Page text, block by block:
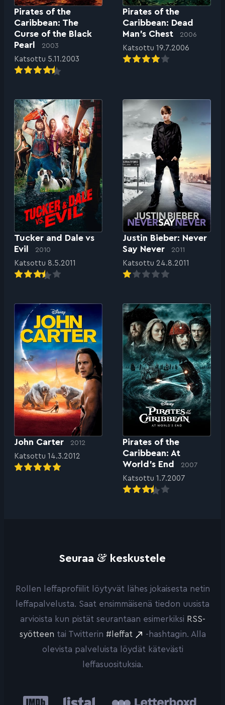
Pirates of the
Caribbean: The
Curse of the Black
Pearl
2003
Katsottu 5.11.2003
Pirates of the
Caribbean: Dead
Man’s Chest
2006
Katsottu 19.7.2006
Tucker and Dale vs
Evil
2010
Katsottu 8.5.2011
Justin Bieber: Never
Say Never
2011
Katsottu 24.8.2011
John Carter 2012
Katsottu 14.3.2012
Pirates of the
Caribbean: At
World’s End
2007
Katsottu 1.7.2007
Seuraa & keskustele
Rollen leffaprofiilit löytyvät lähes jokaisesta netin
leffapalvelusta. Saat ensimmäisenä tiedon uusista
arvioista kun pistät seurantaan esimerkiksi RSS-
syötteen tai Twitterin #leffat
-hashtagin. Alla
olevista palveluista löydät kätevästi
leffasuosituksia.